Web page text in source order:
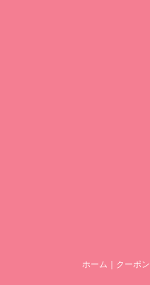
ホーム クーポン